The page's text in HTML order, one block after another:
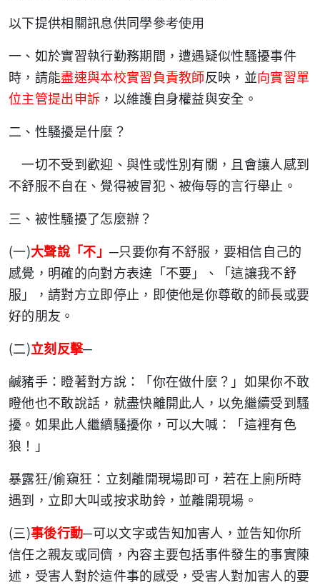
以下提供相關訊息供同學參考使用
一、如於實習執行勤務期間，遭遇疑似性騷擾事件
時，請能盡速與本校實習負責教師反映，並向實習單
位主管提出申訴 ，以維護自身權益與安全。
二、性騷擾是什麼？
一切不受到歡迎、與性或性別有關，且會讓人感到
不舒服不自在、覺得被冒犯、被侮辱的言行舉止。
三、被性騷擾了怎麼辦？
(一)大聲說「不」 ─只要你有不舒服，要相信自己的
感覺，明確的向對方表達「不要」、「這讓我不舒
服」，請對方立即停止，即使他是你尊敬的師長或要
好的朋友。
(二)立刻反擊─
鹹豬手：瞪著對方說：「你在做什麼？」如果你不敢
瞪他也不敢說話，就盡快離開此人，以免繼續受到騷
擾。如果此人繼續騷擾你，可以大喊：「這裡有色
狼！」
暴露狂/偷窺狂：立刻離開現場即可，若在上廁所時
遇到，立即大叫或按求助鈴，並離開現場。
(三)事後行動─可以文字或告知加害人，並告知你所
信任之親友或同儕，內容主要包括事件發生的事實陳
述，受害人對於這件事的感受，受害人對加害人的要